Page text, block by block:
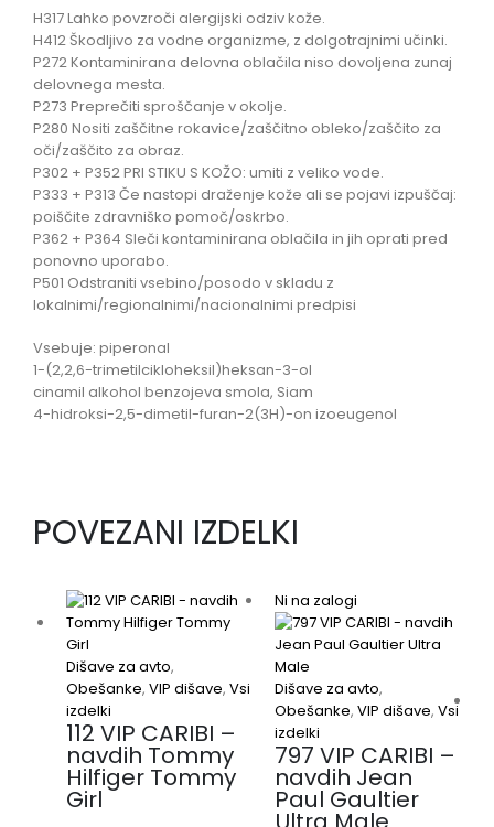
H317 Lahko povzroči alergijski odziv kože.
H412 Škodljivo za vodne organizme, z dolgotrajnimi učinki.
P272 Kontaminirana delovna oblačila niso dovoljena zunaj
delovnega mesta.
P273 Preprečiti sproščanje v okolje.
P280 Nositi zaščitne rokavice/zaščitno obleko/zaščito za
oči/zaščito za obraz.
P302 + P352 PRI STIKU S KOŽO: umiti z veliko vode.
P333 + P313 Če nastopi draženje kože ali se pojavi izpuščaj:
poiščite zdravniško pomoč/oskrbo.
P362 + P364 Sleči kontaminirana oblačila in jih oprati pred
ponovno uporabo.
P501 Odstraniti vsebino/posodo v skladu z
lokalnimi/regionalnimi/nacionalnimi predpisi
Vsebuje: piperonal
1-(2,2,6-trimetilcikloheksil)heksan-3-ol
cinamil alkohol benzojeva smola, Siam
4-hidroksi-2,5-dimetil-furan-2(3H)-on izoeugenol
POVEZANI IZDELKI
Dišave za avto,
Obešanke, VIP dišave, Vsi
izdelki
112 VIP CARIBI –
navdih Tommy
Hilfiger Tommy
Girl
Ni na zalogi
Dišave za avto,
Obešanke, VIP dišave, Vsi
izdelki
797 VIP CARIBI –
navdih Jean
Paul Gaultier